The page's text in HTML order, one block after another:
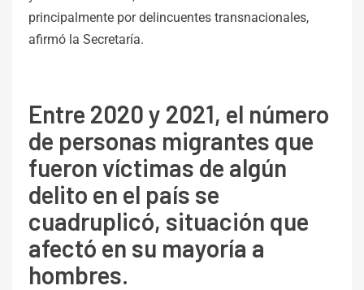
principalmente por delincuentes transnacionales,
afirmó la Secretaría.
Entre 2020 y 2021, el número
de personas migrantes que
fueron víctimas de algún
delito en el país se
cuadruplicó, situación que
afectó en su mayoría a
hombres.